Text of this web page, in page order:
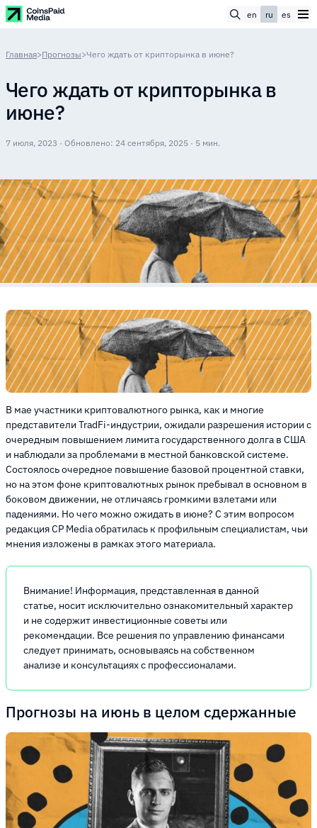
en ru es
Главная>Прогнозы>Чего ждать от крипторынка в июне?
Чего ждать от крипторынка в
июне?
7 июля, 2023 · Обновлено: 24 сентября, 2025 · 5 мин.
В мае участники криптовалютного рынка, как и многие
представители TradFi-индустрии, ожидали разрешения истории с
очередным повышением лимита государственного долга в США
и наблюдали за проблемами в местной банковской системе.
Состоялось очередное повышение базовой процентной ставки,
но на этом фоне криптовалютных рынок пребывал в основном в
боковом движении, не отличаясь громкими взлетами или
падениями. Но чего можно ожидать в июне? С этим вопросом
редакция CP Media обратилась к профильным специалистам, чьи
мнения изложены в рамках этого материала.
Внимание! Информация, представленная в данной
статье, носит исключительно ознакомительный характер
и не содержит инвестиционные советы или
рекомендации. Все решения по управлению финансами
следует принимать, основываясь на собственном
анализе и консультациях с профессионалами.
Прогнозы на июнь в целом сдержанные